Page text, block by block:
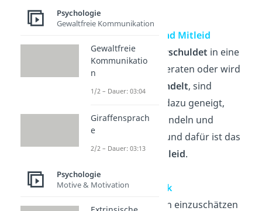
zählen:
Gerechtigkeit und Mitleid
Ist jemand
unverschuldet in eine
missliche Lage geraten oder wird
ungerecht behandelt, sind
Menschen eher dazu geneigt,
altruistisch zu handeln und
einzugreifen. Grund dafür ist das
empfundene
Mitleid.
Gruppendynamik
Um eine Situation einzuschätzen
Psychologie
Gewaltfreie Kommunikation
Gewaltfreie
Kommunikatio
n
1/2 – Dauer: 03:04
Giraffensprach
e
2/2 – Dauer: 03:13
Psychologie
Motive & Motivation